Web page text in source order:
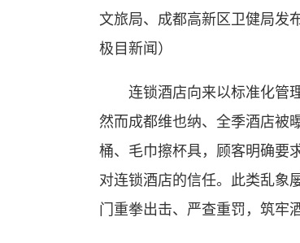
文旅局、成都高新区卫健局发
极目新闻）
连锁酒店向来以标准化管理
然而成都维也纳、全季酒店被
桶、毛巾擦杯具，顾客明确要
对连锁酒店的信任。此类乱象
门重拳出击、严查重罚，筑牢